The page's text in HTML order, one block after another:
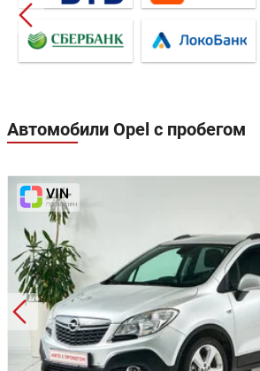
Автомобили Opel с пробегом